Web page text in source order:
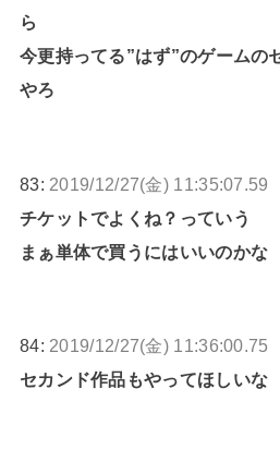
ら
今更持ってる”はず”のゲームの
やろ
83: 2019/12/27(金) 11:35:07.59
チケットでよくね？っていう
まぁ単体で買うにはいいのかな
84: 2019/12/27(金) 11:36:00.75
セカンド作品もやってほしいな